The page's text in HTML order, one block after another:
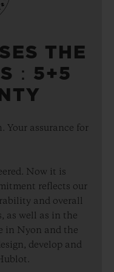
THE
：5+5
Your assurance for
Now it is
reflects our
and overall
as well as in the
in Nyon and the
develop and